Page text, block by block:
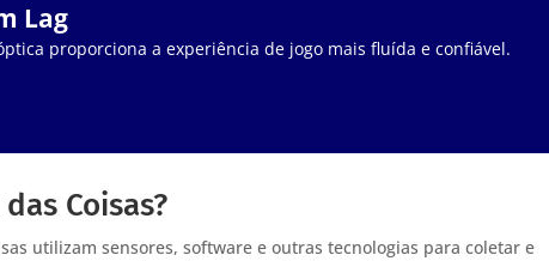
Lag
proporciona a experiência de jogo mais fluída e confiável.
Coisas?
utilizam sensores, software e outras tecnologias para coletar e